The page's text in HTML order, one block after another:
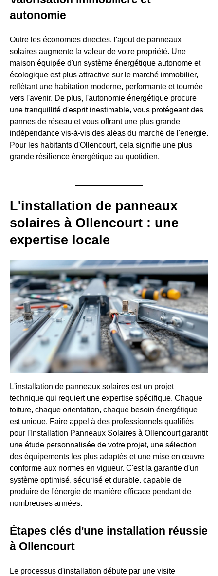
autonomie
Outre les économies directes, l'ajout de panneaux
solaires augmente la valeur de votre propriété. Une
maison équipée d'un système énergétique autonome et
écologique est plus attractive sur le marché immobilier,
reflétant une habitation moderne, performante et tournée
vers l'avenir. De plus, l'autonomie énergétique procure
une tranquillité d'esprit inestimable, vous protégeant des
pannes de réseau et vous offrant une plus grande
indépendance vis-à-vis des aléas du marché de l'énergie.
Pour les habitants d'Ollencourt, cela signifie une plus
grande résilience énergétique au quotidien.
L'installation de panneaux
solaires à Ollencourt : une
expertise locale
L'installation de panneaux solaires est un projet
technique qui requiert une expertise spécifique. Chaque
toiture, chaque orientation, chaque besoin énergétique
est unique. Faire appel à des professionnels qualifiés
pour l'Installation Panneaux Solaires à Ollencourt garantit
une étude personnalisée de votre projet, une sélection
des équipements les plus adaptés et une mise en œuvre
conforme aux normes en vigueur. C'est la garantie d'un
système optimisé, sécurisé et durable, capable de
produire de l'énergie de manière efficace pendant de
nombreuses années.
Étapes clés d'une installation réussie
à Ollencourt
Le processus d'installation débute par une visite